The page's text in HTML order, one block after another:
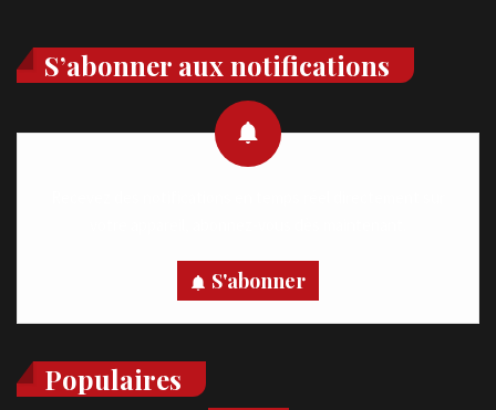
S’abonner aux notifications
S'abonner
Populaires